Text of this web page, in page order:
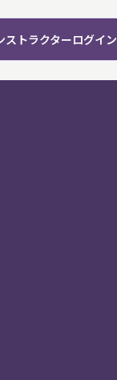
ストラクターログイン